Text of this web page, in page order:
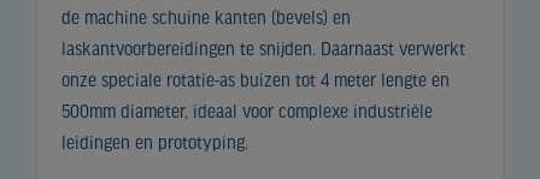
de machine schuine kanten (bevels) en
laskantvoorbereidingen te snijden. Daarnaast verwerkt
onze speciale rotatie-as buizen tot 4 meter lengte en
500mm diameter, ideaal voor complexe industriële
leidingen en prototyping.